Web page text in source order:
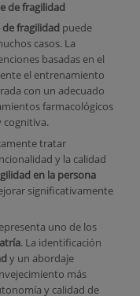
de fragilidad
fragilidad puede
casos. La
basadas en el
el entrenamiento
con un adecuado
farmacológicos
cognitiva.
tratar
y la calidad
en la persona
significativamente
uno de los
. La identificación
y un abordaje
más
y calidad de